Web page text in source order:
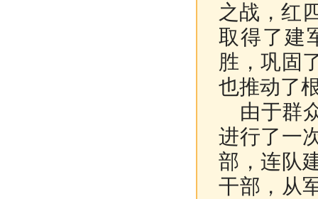
之战，红
取得了建
胜，巩固
也推动了
由于群
进行了一
部，连队
干部，从